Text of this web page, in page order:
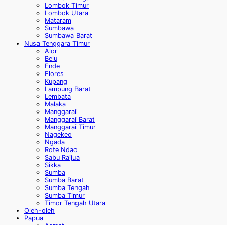
Lombok Timur
Lombok Utara
Mataram
Sumbawa
Sumbawa Barat
Nusa Tenggara Timur
Alor
Belu
Ende
Flores
Kupang
Lampung Barat
Lembata
Malaka
Manggarai
Manggarai Barat
Manggarai Timur
Nagekeo
Ngada
Rote Ndao
Sabu Raijua
Sikka
Sumba
Sumba Barat
Sumba Tengah
Sumba Timur
Timor Tengah Utara
Oleh-oleh
Papua